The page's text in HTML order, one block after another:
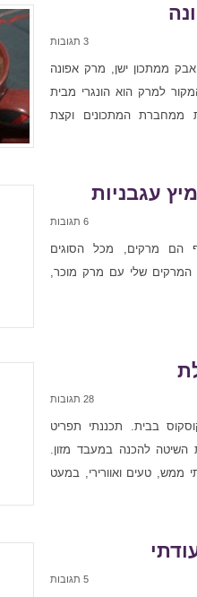
3 תגובות
ממתכון ישן, מרק אפונה
למרק הוא הונגרי מבית
ממחברת המתכונים וקצת
6 תגובות
הם מרקים, מכל הסוגים
המרקים שלי עם מרק מוכר,
28 תגובות
בבית. תכננתי תפריט
השיטה להכנה במעבד מזון.
ממש, טעים ואוורירי, במעט
5 תגובות